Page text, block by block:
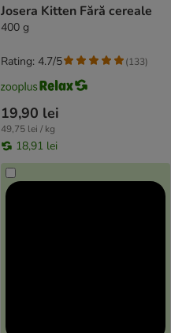
Josera Kitten Fără cereale
400 g
19,90 lei
49,75 lei / kg
18,91 lei
Rating: 4.7/5 (133)